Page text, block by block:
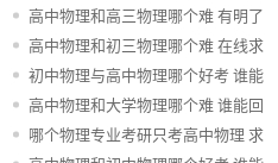
高中物理和高三物理哪个难 有明了
高中物理和初三物理哪个难 在线求
初中物理与高中物理哪个好考 谁能
高中物理和大学物理哪个难 谁能回
哪个物理专业考研只考高中物理 求